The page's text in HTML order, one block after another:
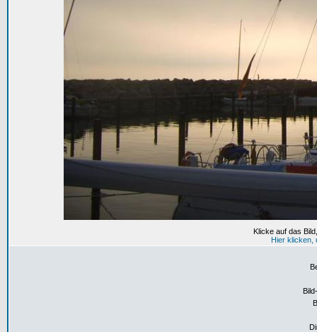
Klicke auf das
Hier klicken,